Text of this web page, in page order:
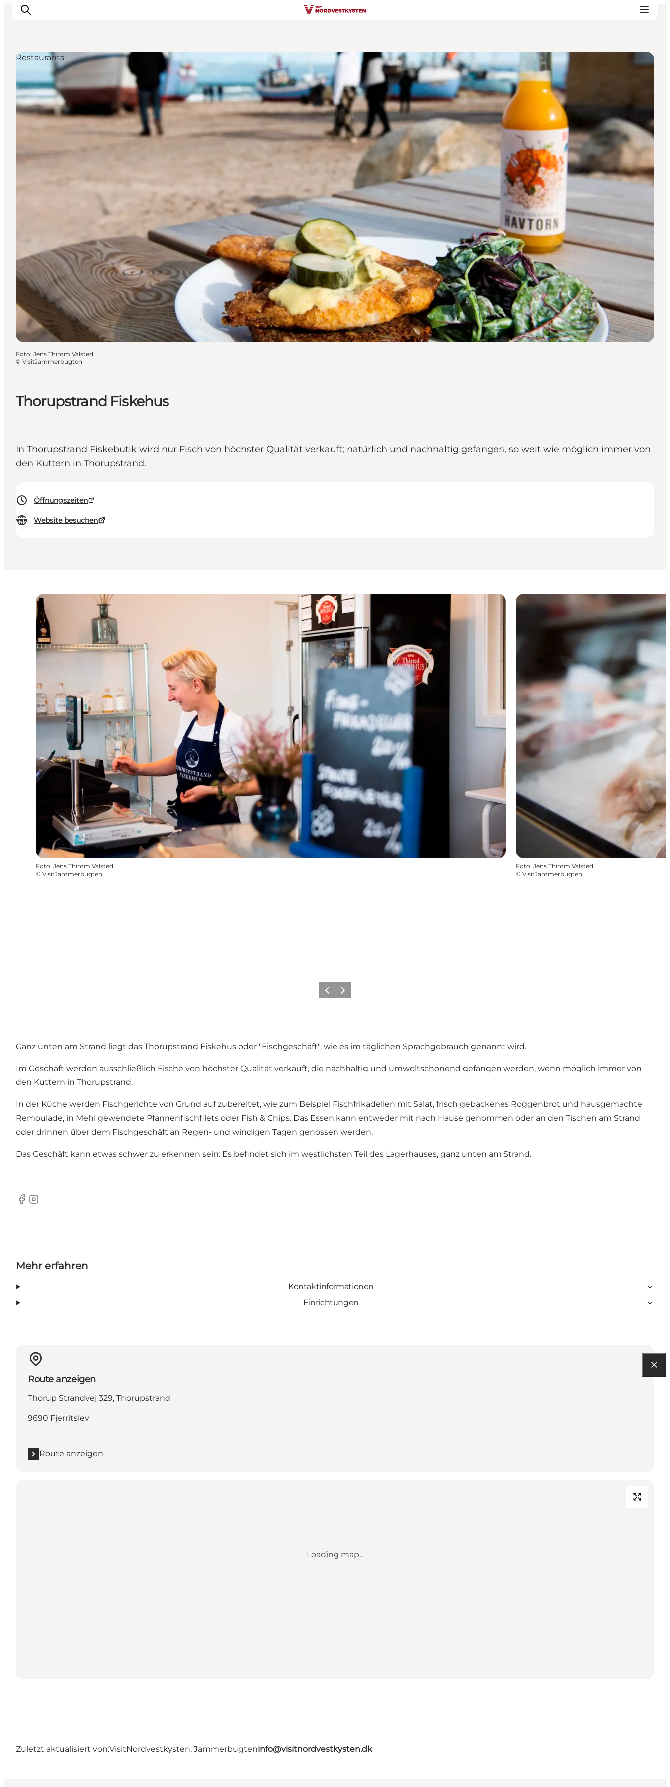
Urlaubsorte
Inspiration
Events
Unterkunft
Mach deine Urlaubsplanung
Thorupstrand Fiskehus
In Thorupstrand Fiskebutik wird nur Fisch von höchster Qualität verkauft; natürlich und nachhaltig gefangen, so weit wie möglich immer von
den Kuttern in Thorupstrand.
Öffnungszeiten
Website besuchen
Restaurants
Foto: Jens Thimm Valsted
© VisitJammerbugten
Foto: Jens Thimm Valsted
© VisitJammerbugten
Foto: Jens Thimm Valsted
© VisitJammerbugten
ZurückWeiter
Ganz unten am Strand liegt das Thorupstrand Fiskehus oder "Fischgeschäft", wie es im täglichen Sprachgebrauch genannt wird.
Im Geschäft werden ausschließlich Fische von höchster Qualität verkauft, die nachhaltig und umweltschonend gefangen werden, wenn möglich immer von
den Kuttern in Thorupstrand.
In der Küche werden Fischgerichte von Grund auf zubereitet, wie zum Beispiel Fischfrikadellen mit Salat, frisch gebackenes Roggenbrot und hausgemachte
Remoulade, in Mehl gewendete Pfannenfischfilets oder Fish & Chips. Das Essen kann entweder mit nach Hause genommen oder an den Tischen am Strand
oder drinnen über dem Fischgeschäft an Regen- und windigen Tagen genossen werden.
Das Geschäft kann etwas schwer zu erkennen sein: Es befindet sich im westlichsten Teil des Lagerhauses, ganz unten am Strand.
Facebook
Instagram
Mehr erfahren
Kontaktinformationen
Einrichtungen
Route anzeigen
Thorup Strandvej 329, Thorupstrand
9690 Fjerritslev
Route anzeigen
Loading map...
Zuletzt aktualisiert von:VisitNordvestkysten, Jammerbugteninfo@visitnordvestkysten.dk